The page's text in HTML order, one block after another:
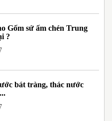
Gốm sứ ấm chén Trung
?
bát tràng, thác nước